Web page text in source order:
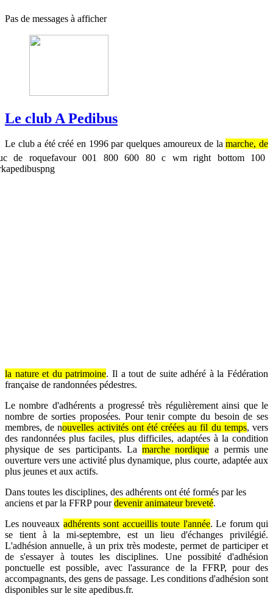
Pas de messages à afficher
Le club A Pedibus
Le club a été créé en 1996 par quelques amoureux de lamarche,de
la nature et du patrimoine. Il a tout de suite adhéré à la Fédération
française de randonnées pédestres.
Le nombre d'adhérents a progressé très régulièrement ainsi que le
nombre de sorties proposées. Pour tenir compte du besoin de ses
membres, de nouvelles activités ont été créées au fil du temps, vers
des randonnées plus faciles, plus difficiles, adaptées à la condition
physique de ses participants. Lamarche nordique a permis une
ouverture vers une activité plus dynamique, plus courte, adaptée aux
plus jeunes et aux actifs.
Dans toutes les disciplines, des adhérents ont été formés par les
anciens et par la FFRP pourdevenir animateur breveté.
Les nouveaux adhérents sont accueillis toute l'année. Le forum qui
se tient à la mi-septembre, est un lieu d'échanges privilégié.
L'adhésion annuelle, à un prix très modeste, permet de participer et
de s'essayer à toutes les disciplines. Une possibité d'adhésion
ponctuelle est possible, avec l'assurance de la FFRP, pour des
accompagnants, des gens de passage. Les conditions d'adhésion sont
disponibles sur le site apedibus.fr.